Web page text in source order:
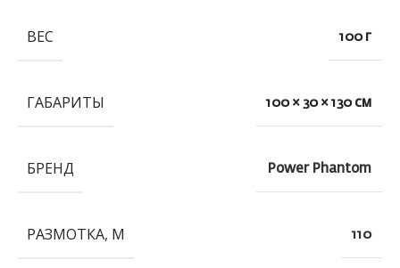
ВЕС 100 г
ГАБАРИТЫ 100 × 30 × 130 см
БРЕНД Power Phantom
РАЗМОТКА, М 110